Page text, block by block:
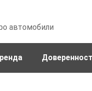
автомобили